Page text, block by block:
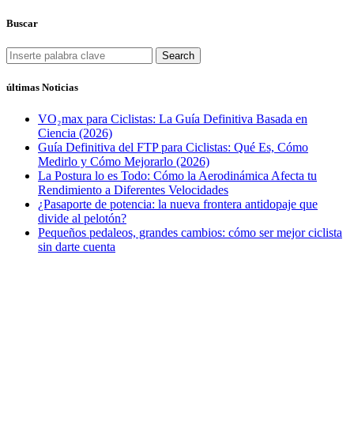
Buscar
Search
últimas Noticias
VO₂max para Ciclistas: La Guía Definitiva Basada en
Ciencia (2026)
Guía Definitiva del FTP para Ciclistas: Qué Es, Cómo
Medirlo y Cómo Mejorarlo (2026)
La Postura lo es Todo: Cómo la Aerodinámica Afecta tu
Rendimiento a Diferentes Velocidades
¿Pasaporte de potencia: la nueva frontera antidopaje que
divide al pelotón?
Pequeños pedaleos, grandes cambios: cómo ser mejor ciclista
sin darte cuenta